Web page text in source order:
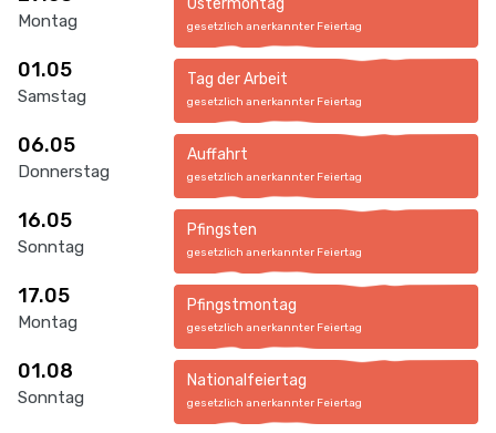
Montag
Ostermontag
gesetzlich anerkannter Feiertag
01.05
Samstag
Tag der Arbeit
gesetzlich anerkannter Feiertag
06.05
Donnerstag
Auffahrt
gesetzlich anerkannter Feiertag
16.05
Sonntag
Pfingsten
gesetzlich anerkannter Feiertag
17.05
Montag
Pfingstmontag
gesetzlich anerkannter Feiertag
01.08
Sonntag
Nationalfeiertag
gesetzlich anerkannter Feiertag